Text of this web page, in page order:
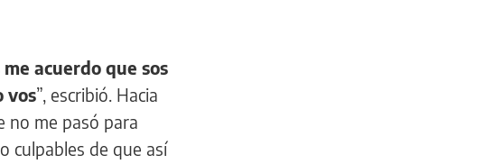
me acuerdo que sos
vos”, escribió. Hacia
no me pasó para
culpables de que así